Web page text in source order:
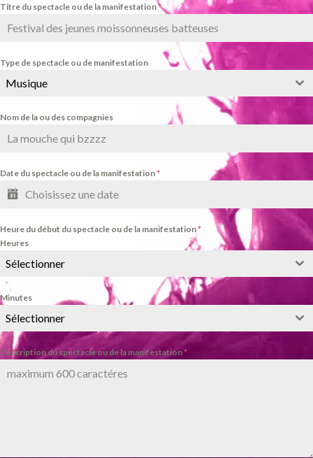
Titre du spectacle ou de la manifestation*
Type de spectacle ou de manifestation
Musique
Nom de la ou des compagnies
Date du spectacle ou de la manifestation*
Heure du début du spectacle ou de la manifestation*
Heures
Sélectionner
Minutes
Sélectionner
Description du spectacle ou de la manifestation*